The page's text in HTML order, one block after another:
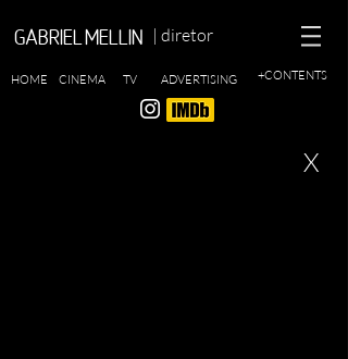
GABRIEL MELLIN | diretor
HOME CINEMA TV ADVERTISING +CONTENTS
X